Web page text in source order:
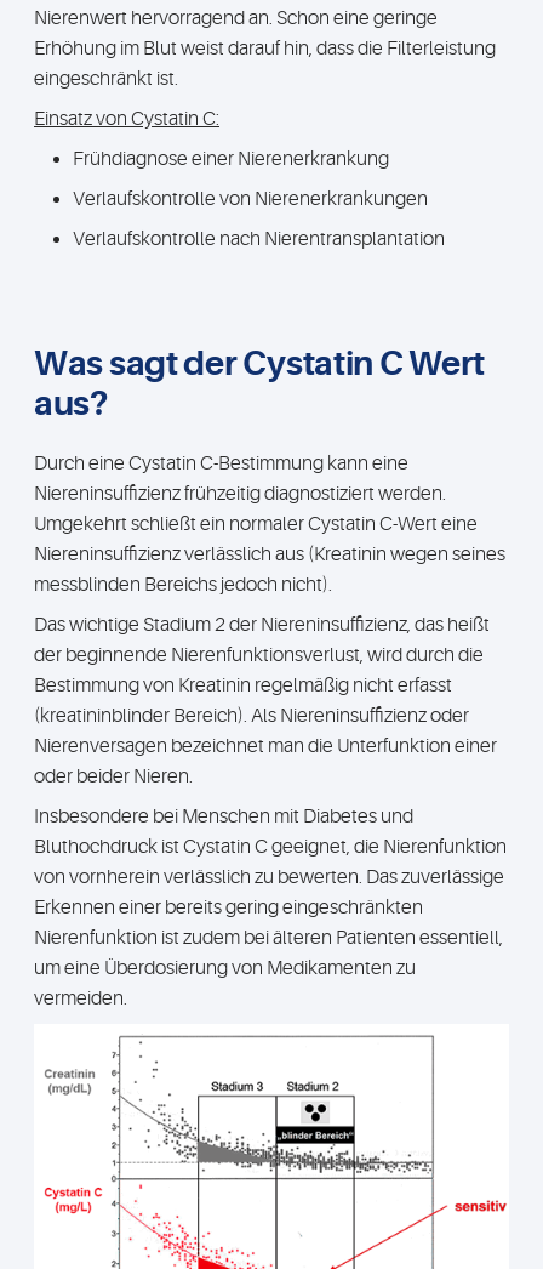
Nierenwert hervorragend an. Schon eine geringe
Erhöhung im Blut weist darauf hin, dass die Filterleistung
eingeschränkt ist.
Einsatz von Cystatin C:
Frühdiagnose einer Nierenerkrankung
Verlaufskontrolle von Nierenerkrankungen
Verlaufskontrolle nach Nierentransplantation
Was sagt der Cystatin C Wert
aus?
Durch eine Cystatin C-Bestimmung kann eine
Niereninsuffizienz frühzeitig diagnostiziert werden.
Umgekehrt schließt ein normaler Cystatin C-Wert eine
Niereninsuffizienz verlässlich aus (Kreatinin wegen seines
messblinden Bereichs jedoch nicht).
Das wichtige Stadium 2 der Niereninsuffizienz, das heißt
der beginnende Nierenfunktionsverlust, wird durch die
Bestimmung von Kreatinin regelmäßig nicht erfasst
(kreatininblinder Bereich). Als Niereninsuffizienz oder
Nierenversagen bezeichnet man die Unterfunktion einer
oder beider Nieren.
Insbesondere bei Menschen mit Diabetes und
Bluthochdruck ist Cystatin C geeignet, die Nierenfunktion
von vornherein verlässlich zu bewerten. Das zuverlässige
Erkennen einer bereits gering eingeschränkten
Nierenfunktion ist zudem bei älteren Patienten essentiell,
um eine Überdosierung von Medikamenten zu
vermeiden.